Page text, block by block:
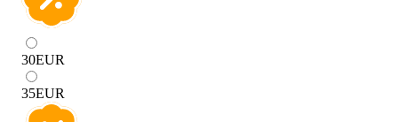
30EUR
35EUR